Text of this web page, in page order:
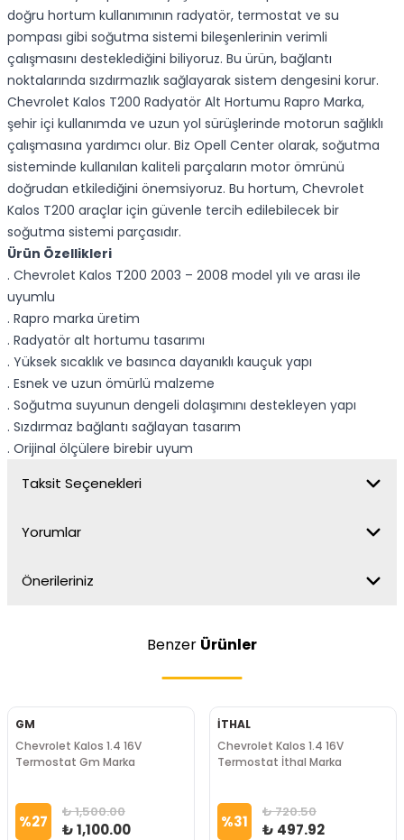
doğru hortum kullanımının radyatör, termostat ve su
pompası gibi soğutma sistemi bileşenlerinin verimli
çalışmasını desteklediğini biliyoruz. Bu ürün, bağlantı
noktalarında sızdırmazlık sağlayarak sistem dengesini korur.
Chevrolet Kalos T200 Radyatör Alt Hortumu Rapro Marka,
şehir içi kullanımda ve uzun yol sürüşlerinde motorun sağlıklı
çalışmasına yardımcı olur. Biz Opell Center olarak, soğutma
sisteminde kullanılan kaliteli parçaların motor ömrünü
doğrudan etkilediğini önemsiyoruz. Bu hortum, Chevrolet
Kalos T200 araçlar için güvenle tercih edilebilecek bir
soğutma sistemi parçasıdır.
Ürün Özellikleri
. Chevrolet Kalos T200 2003 – 2008 model yılı ve arası ile
uyumlu
. Rapro marka üretim
. Radyatör alt hortumu tasarımı
. Yüksek sıcaklık ve basınca dayanıklı kauçuk yapı
. Esnek ve uzun ömürlü malzeme
. Soğutma suyunun dengeli dolaşımını destekleyen yapı
. Sızdırmaz bağlantı sağlayan tasarım
. Orijinal ölçülere birebir uyum
Taksit Seçenekleri
Yorumlar
Önerileriniz
Benzer Ürünler
GM
Chevrolet Kalos 1.4 16V
Termostat Gm Marka
%27 ₺ 1,500.00
₺ 1,100.00
İTHAL
Chevrolet Kalos 1.4 16V
Termostat İthal Marka
%31 ₺ 720.50
₺ 497.92